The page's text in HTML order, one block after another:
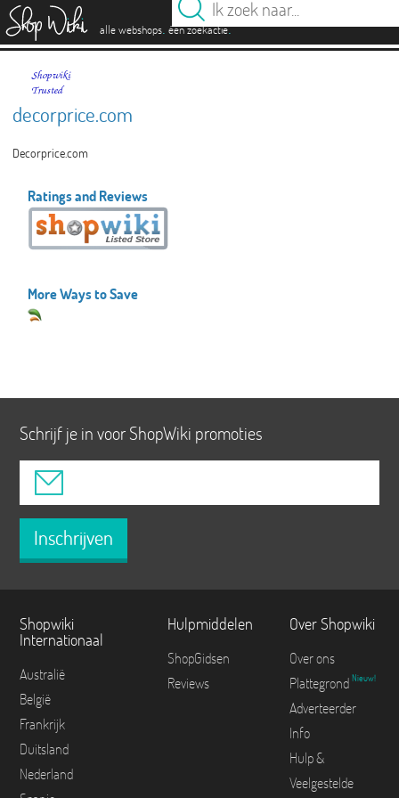
alle webshops. één zoekactie.
decorprice.com
Decorprice.com
Ratings and Reviews
More Ways to Save
Schrijf je in voor ShopWiki promoties
Inschrijven
Shopwiki
Internationaal
Australië
België
Frankrijk
Duitsland
Nederland
Hulpmiddelen
ShopGidsen
Reviews
Over Shopwiki
Over ons
Plattegrond Nieuw!
Adverteerder
Info
Hulp &
Veelgestelde